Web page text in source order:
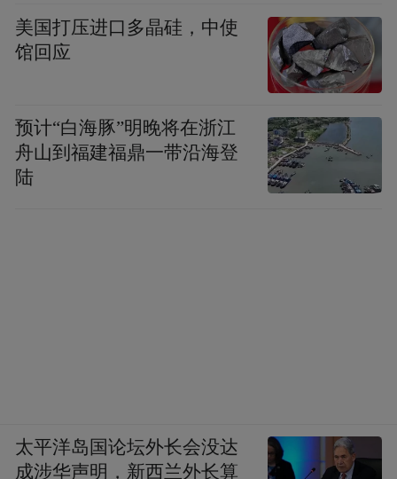
美国打压进口多晶硅，中使
馆回应
预计“白海豚”明晚将在浙江
舟山到福建福鼎一带沿海登
陆
太平洋岛国论坛外长会没达
成涉华声明，新西兰外长算